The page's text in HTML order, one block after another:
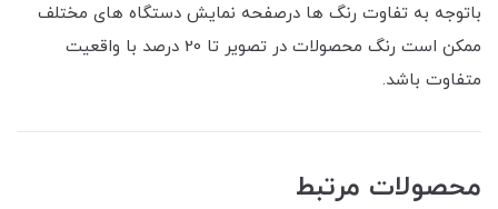
باتوجه به تفاوت رنگ ها درصفحه نمایش دستگاه های مختلف
ممکن است رنگ محصولات در تصویر تا 20 درصد با واقعیت
متفاوت باشد.
محصولات مرتبط